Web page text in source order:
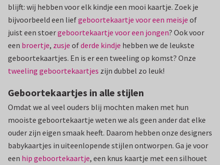
blijft: wij hebben voor elk kindje een mooi kaartje. Zoek je
bijvoorbeeld een liefgeboortekaartje voor een meisje of
juist een stoergeboortekaartje voor een jongen? Ook voor
een broertje, zusje ofderde kindje hebben we de leukste
geboortekaartjes. En is er een tweeling op komst? Onze
tweeling geboortekaartjes zijn dubbel zo leuk!
Geboortekaartjes in alle stijlen
Omdat we al veel ouders blij mochten maken met hun
mooiste geboortekaartje weten we als geen ander dat elke
ouder zijn eigen smaak heeft. Daarom hebben onze designers
babykaartjes in uiteenlopende stijlen ontworpen. Ga je voor
een hip geboortekaartje, een knus kaartje met een silhouet